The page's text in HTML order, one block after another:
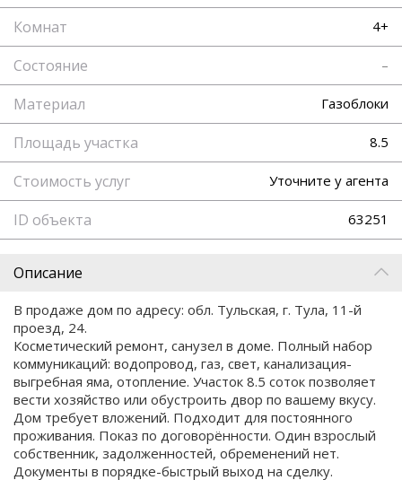
Комнат 4+
Состояние –
Материал Газоблоки
Площадь участка 8.5
Стоимость услуг Уточните у агента
ID объекта 63251
Описание
В продаже дом по адресу: обл. Тульская, г. Тула, 11-й
проезд, 24.
Косметический ремонт, санузел в доме. Полный набор
коммуникаций: водопровод, газ, свет, канализация-
выгребная яма, отопление. Участок 8.5 соток позволяет
вести хозяйство или обустроить двор по вашему вкусу.
Дом требует вложений. Подходит для постоянного
проживания. Показ по договорённости. Один взрослый
собственник, задолженностей, обременений нет.
Документы в порядке-быстрый выход на сделку.